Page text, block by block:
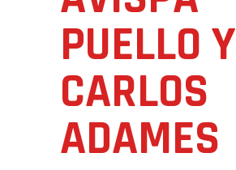
PUELLO Y
CARLOS
ADAMES